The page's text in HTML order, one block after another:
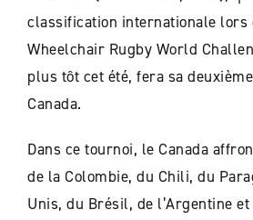
classification internationale lors
Wheelchair Rugby World
plus tôt cet été, fera sa
Canada.
Dans ce tournoi, le Canada
de la Colombie, du Chili, du
Unis, du Brésil, de l’Argentine